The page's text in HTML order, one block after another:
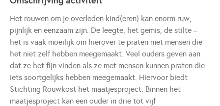
Het rouwen om je overleden kind(eren) kan enorm ruw,
pijnlijk en eenzaam zijn. De leegte, het gemis, de stilte –
het is vaak moeilijk om hierover te praten met mensen die
het niet zelf hebben meegemaakt. Veel ouders geven aan
dat ze het fijn vinden als ze met mensen kunnen praten die
iets soortgelijks hebben meegemaakt. Hiervoor biedt
Stichting Rouwkost het maatjesproject. Binnen het
maatjesproject kan een ouder in drie tot vijf